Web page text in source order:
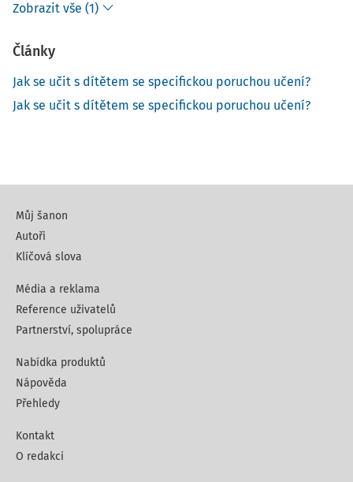
Zobrazit vše (1)
Články
Jak se učit s dítětem se specifickou poruchou učení?
Jak se učit s dítětem se specifickou poruchou učení?
Můj šanon
Autoři
Klíčová slova
Média a reklama
Reference uživatelů
Partnerství, spolupráce
Nabídka produktů
Nápověda
Přehledy
Kontakt
O redakci